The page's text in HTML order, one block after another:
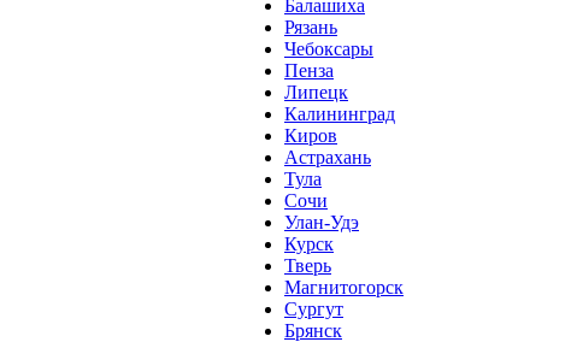
Балашиха
Рязань
Чебоксары
Пенза
Липецк
Калининград
Киров
Астрахань
Тула
Сочи
Улан-Удэ
Курск
Тверь
Магнитогорск
Сургут
Брянск